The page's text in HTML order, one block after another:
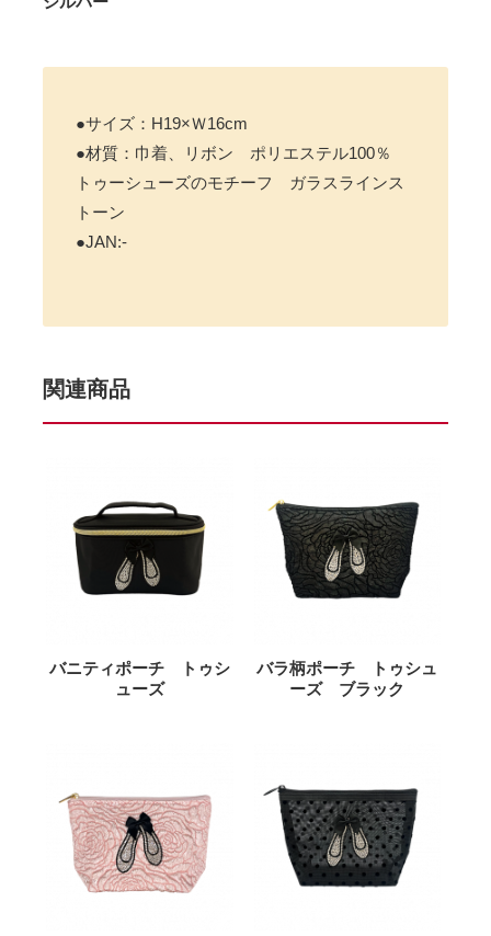
●サイズ：H19×Ｗ16cm
●材質：巾着、リボン ポリエステル100％
トゥーシューズのモチーフ ガラスラインス
トーン
●JAN:-
関連商品
バニティポーチ トゥシ
ューズ
バラ柄ポーチ トゥシュ
ーズ ブラック